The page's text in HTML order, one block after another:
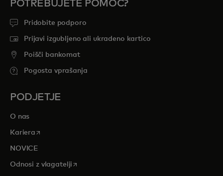
POTREBUJETE POMOČ?
Pridobite podporo
Prijavi izgubljeno ali ukradeno kartico
Poišči bankomat
Pogosta vprašanja
PODJETJE
O nas
Kariera opens in a new tab
NOVICE
Odnosi z vlagatelji opens in a new tab